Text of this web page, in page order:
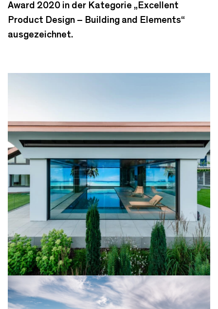
Award 2020 in der Kategorie „Excellent
Product Design – Building and Elements“
ausgezeichnet.